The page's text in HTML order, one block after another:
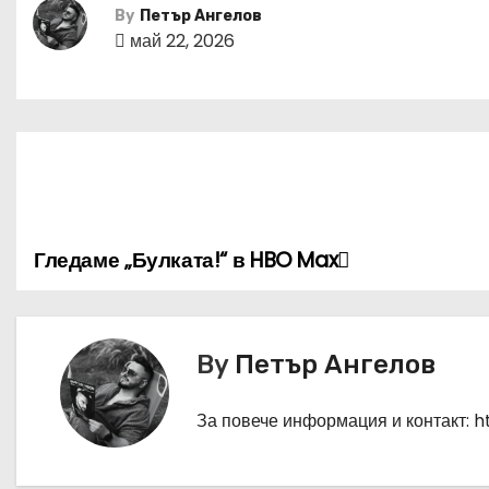
By Петър Ангелов
май 22, 2026
Н
а
Гледаме „Булката!“ в HBO Max
By Петър Ангелов
За повече информация и